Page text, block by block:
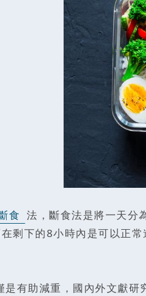
食 法，斷食法是將一天分
剩下的8小時內是可以正
是有助減重，國內外文獻